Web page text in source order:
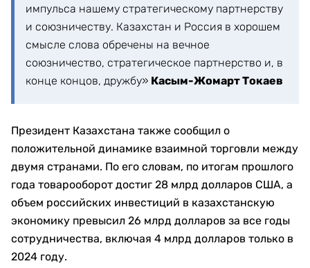
импульса нашему стратегическому партнерству
и союзничеству. Казахстан и Россия в хорошем
смысле слова обречены на вечное
союзничество, стратегическое партнерство и, в
конце концов, дружбу» Касым-Жомарт Токаев
Президент Казахстана также сообщил о
положительной динамике взаимной торговли между
двумя странами. По его словам, по итогам прошлого
года товарооборот достиг 28 млрд долларов США, а
объем российских инвестиций в казахстанскую
экономику превысил 26 млрд долларов за все годы
сотрудничества, включая 4 млрд долларов только в
2024 году.